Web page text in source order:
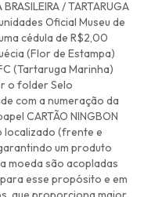
/ TARTARUGA
Oficial Museu de
cédula de R$2,00
(Flor de Estampa)
(Tartaruga Marinha)
o folder Selo
com a numeração da
CARTÃO NINGBON
localizado (frente e
um produto
moeda são acopladas
esse propósito e em